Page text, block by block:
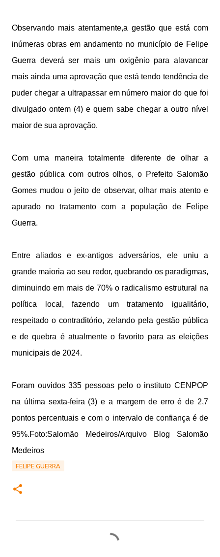
Observando mais atentamente,a gestão que está com
inúmeras obras em andamento no município de Felipe
Guerra deverá ser mais um oxigênio para alavancar
mais ainda uma aprovação que está tendo tendência de
puder chegar a ultrapassar em número maior do que foi
divulgado ontem (4) e quem sabe chegar a outro nível
maior de sua aprovação.
Com uma maneira totalmente diferente de olhar a
gestão pública com outros olhos, o Prefeito Salomão
Gomes mudou o jeito de observar, olhar mais atento e
apurado no tratamento com a população de Felipe
Guerra.
Entre aliados e ex-antigos adversários, ele uniu a
grande maioria ao seu redor, quebrando os paradigmas,
diminuindo em mais de 70% o radicalismo estrutural na
política local, fazendo um tratamento igualitário,
respeitado o contraditório, zelando pela gestão pública
e de quebra é atualmente o favorito para as eleições
municipais de 2024.
Foram ouvidos 335 pessoas pelo o instituto CENPOP
na última sexta-feira (3) e a margem de erro é de 2,7
pontos percentuais e com o intervalo de confiança é de
95%.Foto:Salomão Medeiros/Arquivo Blog Salomão
Medeiros
FELIPE GUERRA